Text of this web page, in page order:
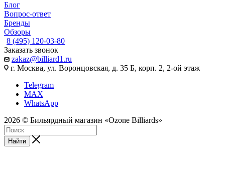
Блог
Вопрос-ответ
Бренды
Обзоры
8 (495) 120-03-80
Заказать звонок
zakaz@billiard1.ru
г. Москва, ул. Воронцовская, д. 35 Б, корп. 2, 2-ой этаж
Telegram
MAX
WhatsApp
2026 © Бильярдный магазин «Ozone Billiards»
Найти